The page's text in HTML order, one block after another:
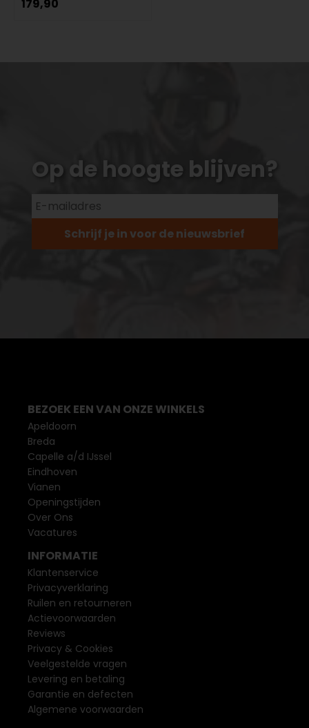
179,90
Op de hoogte blijven?
Schrijf je in voor de nieuwsbrief
BEZOEK EEN VAN ONZE WINKELS
Apeldoorn
Breda
Capelle a/d IJssel
Eindhoven
Vianen
Openingstijden
Over Ons
Vacatures
INFORMATIE
Klantenservice
Privacyverklaring
Ruilen en retourneren
Actievoorwaarden
Reviews
Privacy & Cookies
Veelgestelde vragen
Levering en betaling
Garantie en defecten
Algemene voorwaarden